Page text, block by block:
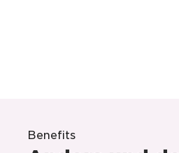
Benefits